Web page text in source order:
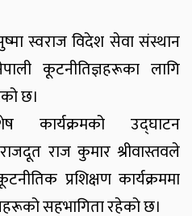
स्वराज विदेश सेवा संस्थान
कूटनीतिज्ञहरूका लागि
छ।
उद्घाटन
राज कुमार श्रीवास्तवले
प्रशिक्षण कार्यक्रममा
सहभागिता रहेको छ।